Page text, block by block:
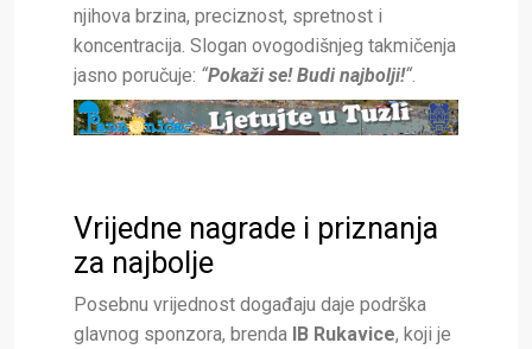
njihova brzina, preciznost, spretnost i
koncentracija. Slogan ovogodišnjeg takmičenja
jasno poručuje: “Pokaži se! Budi najbolji!“.
Vrijedne nagrade i priznanja
za najbolje
Posebnu vrijednost događaju daje podrška
glavnog sponzora, brenda IB Rukavice, koji je